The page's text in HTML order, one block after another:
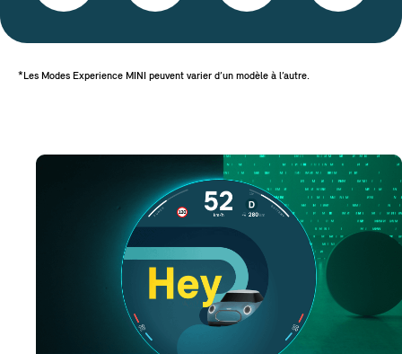
*Les Modes Experience MINI peuvent varier d’un modèle à l’autre.